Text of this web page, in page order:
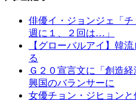
俳優イ・ジョンジェ「
週に１、２回は…」
【グローバルアイ】韓
る
Ｇ２０宣言文に「創造
興国のバランサーに
女優チョン・ジヒョン